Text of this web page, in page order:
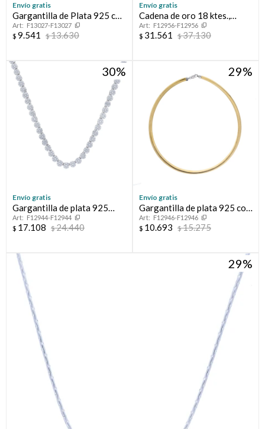
Envío gratis
Gargantilla de Plata 925 con
Amatista
F13027-F13027
$ 9.541 $13.630
Envío gratis
Cadena de oro 18 ktes.,
FIGARO
F12956-F12956
$ 31.561 $37.130
30
Envío gratis
Gargantilla de plata 925
rodinada con circonias.
F12944-F12944
$ 17.108 $24.440
29
Envío gratis
Gargantilla de plata 925 con
baño de oro amarillo.
F12946-F12946
$ 10.693 $15.275
29